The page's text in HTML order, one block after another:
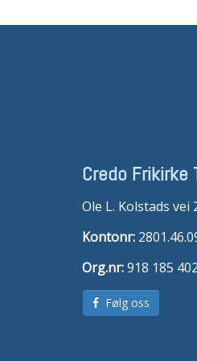
Credo Frikirke
Ole L. Kolstads vei
Kontonr:
Org.nr:918 185 402
Følg oss